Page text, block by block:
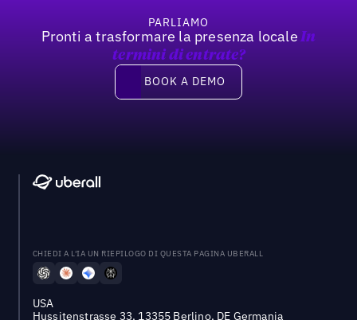
PARLIAMO
Pronti a trasformare la presenza locale In
termini di entrate?
Book a demo
BOOK A DEMO
CHIEDI A L'IA UN RIEPILOGO DI QUESTA PAGINA UBERALL
USA
Hussitenstrasse 33, 13355 Berlino, DE Germania